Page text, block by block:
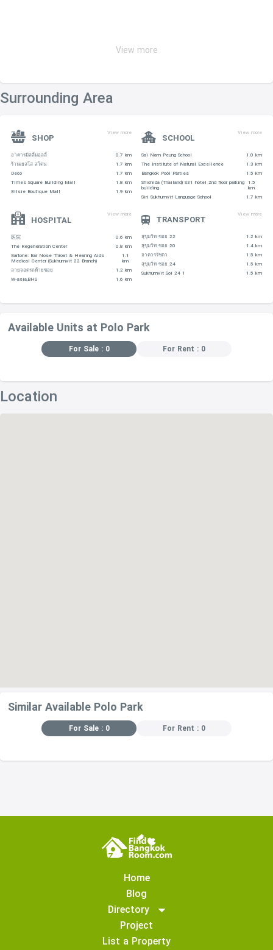
View more
Surrounding Area
SHOP
View more
อาคารมิลลี่มอลลี่
0.7 km
ร้านเยลโล่ สโตน
1.7 km
Deco
1.7 km
Times Square Building Mall
1.8 km
Ellsie Boutique Mall
1.9 km
SCHOOL
View more
Sai Nam Peung School
1.0 km
The Institute of Natural Excellence
1.3 km
Bangkok Pool Parties
1.5 km
Shichida (Thailand) S31 hotel 2nd floor parking
building
1.5
km
Siri Sukhumvit Language School
1.7 km
HOSPITAL
View more
医院
0.6 km
The Regeneration Center
0.8 km
Eartone: Ear Nose Throat & Hearing Aids
Medical Center (Sukhumvit 22 Branch)
1.1
km
ลายจอดรถท้ายซอย
1.2 km
W-asia,BHS
1.6 km
TRANSPORT
View more
สุขุมวิท ซอย 22
1.2 km
สุขุมวิท ซอย 20
1.4 km
อาคารรัชดา
1.5 km
สุขุมวิท ซอย 24
1.5 km
Sukhumvit Soi 24 1
1.5 km
Available Units at Polo Park
For Sale : 0 For Rent : 0
Location
Similar Available Polo Park
For Sale : 0 For Rent : 0
Home
Blog
Directory
Project
List a Property